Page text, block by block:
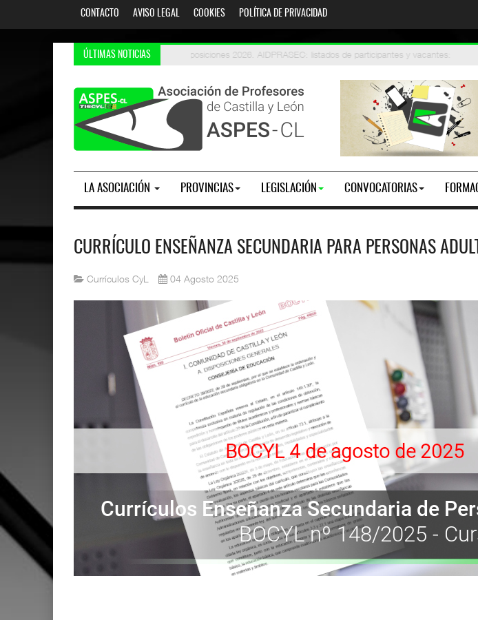
CONTACTO AVISO LEGAL COOKIES POLÍTICA DE PRIVACIDAD
ÚLTIMAS NOTICIAS Oposiciones 2026. AIDPRASEC: listados de participantes y vacantes
PES y Otros Cuerpos. Oposiciones 2026. Toma de posesión :
LA ASOCIACIÓN PROVINCIAS LEGISLACIÓN CONVOCATORIAS
CURRÍCULO ENSEÑANZA SECUNDARIA PARA PERSONAS
Currículos CyL 04 Agosto 2025